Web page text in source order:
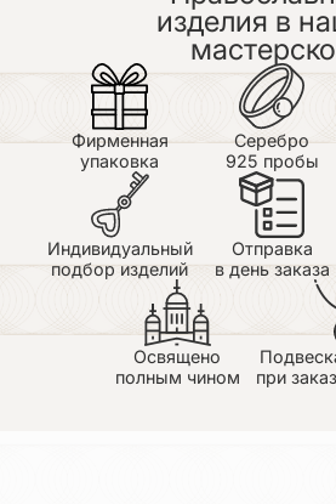
какие-то хорошие дела.
изделия в
Фирменная
упаковка
Серебро
925 пробы
Индивидуальный
подбор изделий
Отправка
в день заказа
Освящено
полным чином
при